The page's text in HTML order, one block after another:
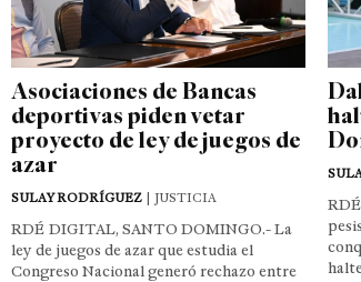
Asociaciones de Bancas
deportivas piden vetar
proyecto de ley de juegos de
azar
SULAY RODRÍGUEZ | JUSTICIA
RDÉ DIGITAL, SANTO DOMINGO.- La
ley de juegos de azar que estudia el
Congreso Nacional generó rechazo entre